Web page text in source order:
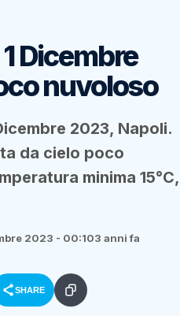
Dicembre
nuvoloso
2023, Napoli.
da cielo poco
minima 15°C,
2023 - 00:103 anni fa
SHARE